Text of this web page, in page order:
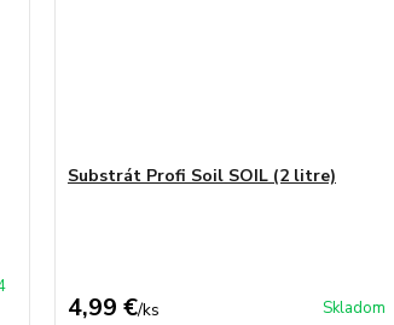
Substrát Profi Soil SOIL (2 litre)
4,99 €/ks Skladom